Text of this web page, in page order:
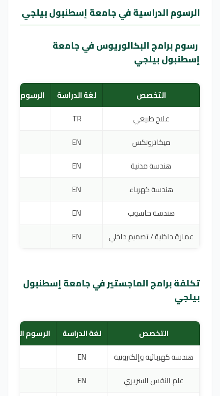
الرسوم الدراسية في جامعة إسطنبول بيلجي
رسوم برامج البكالوريوس في جامعة
إسطنبول بيلجي
التخصص لغة الدراسة
الرسوم
علاج طبيعي
TR
ميكاترونكس
EN
هندسة مدنية
EN
هندسة كهرباء
EN
هندسة حاسوب
EN
عمارة داخلية / تصميم داخلي
EN
تكلفة برامج الماجستير في جامعة إسطنبول
بيلجي
التخصص لغة الدراسة
الرسوم
هندسة كهربائية وإلكترونية
EN
علم النفس السريري
EN